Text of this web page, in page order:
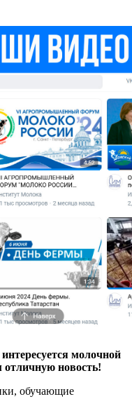
молочной
новость!
обучающие